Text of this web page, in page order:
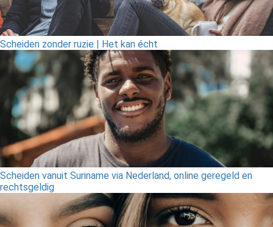
Scheiden zonder ruzie | Het kan écht
Scheiden vanuit Suriname via Nederland, online geregeld en
rechtsgeldig